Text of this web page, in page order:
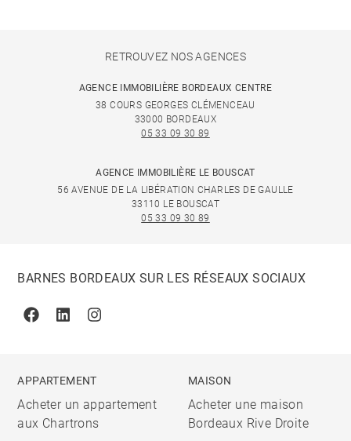
RETROUVEZ NOS AGENCES
AGENCE IMMOBILIÈRE BORDEAUX CENTRE
38 COURS GEORGES CLÉMENCEAU
33000 BORDEAUX
05 33 09 30 89
AGENCE IMMOBILIÈRE LE BOUSCAT
56 AVENUE DE LA LIBÉRATION CHARLES DE GAULLE
33110 LE BOUSCAT
05 33 09 30 89
BARNES BORDEAUX SUR LES RÉSEAUX SOCIAUX
FacebookLinkedinInstagram
APPARTEMENT
Acheter un appartement
aux Chartrons
MAISON
Acheter une maison
Bordeaux Rive Droite